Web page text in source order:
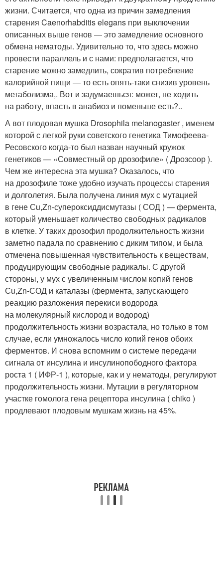
жизни. Считается, что одна из причин замедления
старения Caenorhabditis elegans при выключении
описанных выше генов — это замедление основного
обмена нематоды. Удивительно то, что здесь можно
провести параллель и с нами: предполагается, что
старение можно замедлить, сократив потребление
калорийной пищи — то есть опять-таки снизив уровень
метаболизма,. Вот и задумаешься: может, не ходить
на работу, впасть в анабиоз и поменьше есть?..
А вот плодовая мушка Drosophila melanogaster , именем
которой с легкой руки советского генетика Тимофеева-
Ресовского когда-то был назван научный кружок
генетиков — «Совместный ор дрозофиле» ( Дрозсоор ).
Чем же интересна эта мушка? Оказалось, что
на дрозофиле тоже удобно изучать процессы старения
и долголетия. Была получена линия мух с мутацией
в гене Сu,Zn-супероксиддисмутазы ( СОД ) — фермента,
который уменьшает количество свободных радикалов
в клетке. У таких дрозофил продолжительность жизни
заметно падала по сравнению с диким типом, и была
отмечена повышенная чувствительность к веществам,
продуцирующим свободные радикалы. С другой
стороны, у мух с увеличенным числом копий генов
Сu,Zn-СОД и каталазы (фермента, запускающего
реакцию разложения перекиси водорода
на молекулярный кислород и водород)
продолжительность жизни возрастала, но только в том
случае, если умножалось число копий генов обоих
ферментов. И снова вспомним о системе передачи
сигнала от инсулина и инсулинопободного фактора
роста 1 ( ИФР-1 ), которые, как и у нематоды, регулируют
продолжительность жизни. Мутации в регуляторном
участке гомолога гена рецептора инсулина ( chiko )
продлевают плодовым мушкам жизнь на 45%.